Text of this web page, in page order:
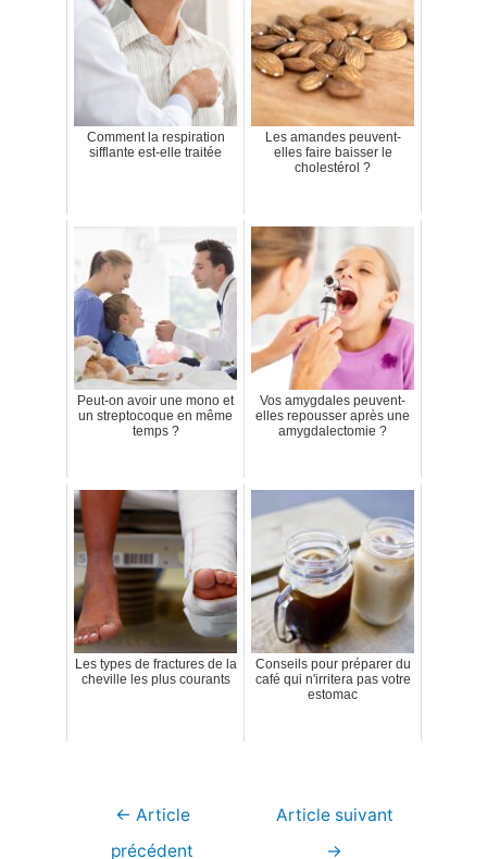
Comment la respiration
sifflante est-elle traitée
Les amandes peuvent-
elles faire baisser le
cholestérol ?
Peut-on avoir une mono et
un streptocoque en même
temps ?
Vos amygdales peuvent-
elles repousser après une
amygdalectomie ?
Les types de fractures de la
cheville les plus courants
Conseils pour préparer du
café qui n'irritera pas votre
estomac
Navigation
← Article
précédent
Article suivant
→